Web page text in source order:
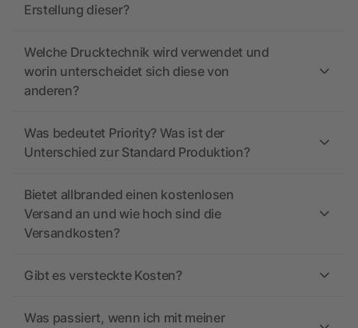
Erstellung dieser?
Welche Drucktechnik wird verwendet und
worin unterscheidet sich diese von
anderen?
Was bedeutet Priority? Was ist der
Unterschied zur Standard Produktion?
Bietet allbranded einen kostenlosen
Versand an und wie hoch sind die
Versandkosten?
Gibt es versteckte Kosten?
Was passiert, wenn ich mit meiner